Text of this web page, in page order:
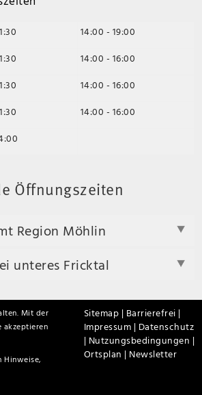
14:00 - 19:00
14:00 - 16:00
14:00 - 16:00
14:00 - 16:00
Öffnungszeiten
Region Möhlin
unteres Fricktal
Mit der
akzeptieren
Hinweise,
Sitemap | Barrierefrei |
Impressum | Datenschutz
| Nutzungsbedingungen |
Ortsplan | Newsletter